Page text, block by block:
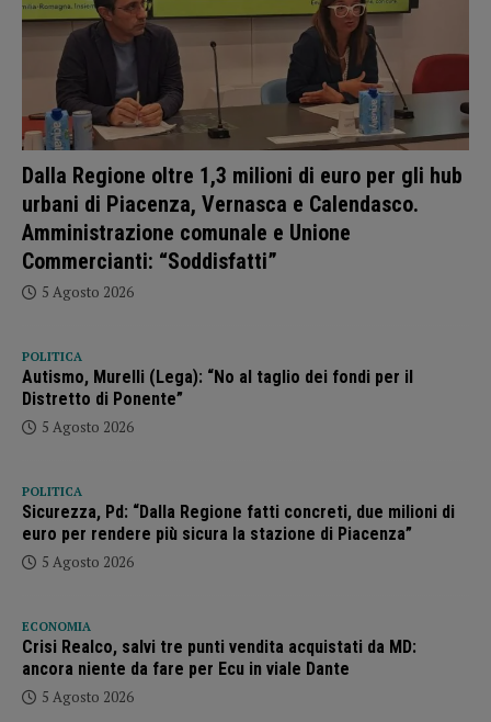
Dalla Regione oltre 1,3 milioni di euro per gli hub
urbani di Piacenza, Vernasca e Calendasco.
Amministrazione comunale e Unione
Commercianti: “Soddisfatti”
5 Agosto 2026
POLITICA
Autismo, Murelli (Lega): “No al taglio dei fondi per il
Distretto di Ponente”
5 Agosto 2026
POLITICA
Sicurezza, Pd: “Dalla Regione fatti concreti, due milioni di
euro per rendere più sicura la stazione di Piacenza”
5 Agosto 2026
ECONOMIA
Crisi Realco, salvi tre punti vendita acquistati da MD:
ancora niente da fare per Ecu in viale Dante
5 Agosto 2026